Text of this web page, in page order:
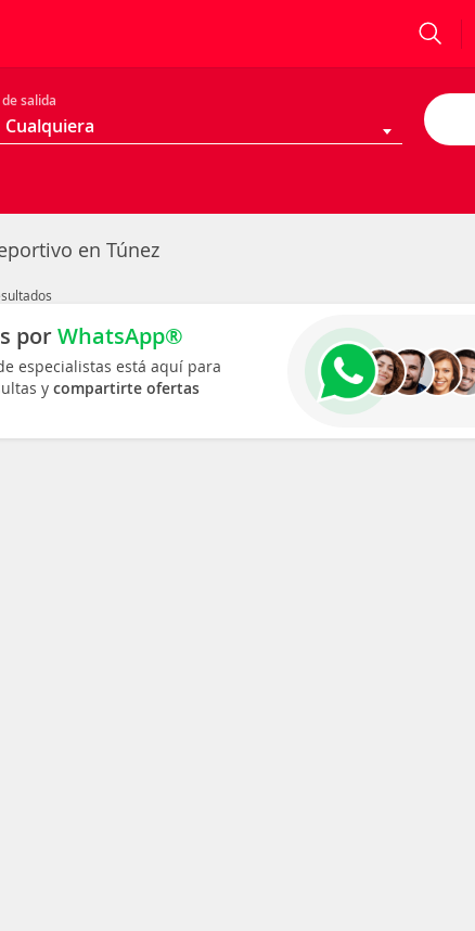
salida
Cualquiera
en Túnez
porWhatsApp®
especialistas está aquí para
y compartirte ofertas